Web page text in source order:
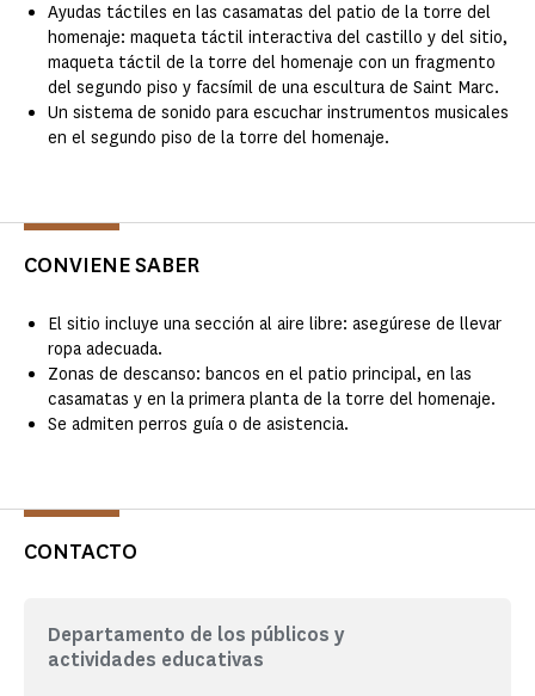
Ayudas táctiles en las casamatas del patio de la torre del
homenaje: maqueta táctil interactiva del castillo y del sitio,
maqueta táctil de la torre del homenaje con un fragmento
del segundo piso y facsímil de una escultura de Saint Marc.
Un sistema de sonido para escuchar instrumentos musicales
en el segundo piso de la torre del homenaje.
CONVIENE SABER
El sitio incluye una sección al aire libre: asegúrese de llevar
ropa adecuada.
Zonas de descanso: bancos en el patio principal, en las
casamatas y en la primera planta de la torre del homenaje.
Se admiten perros guía o de asistencia.
CONTACTO
Departamento de los públicos y
actividades educativas